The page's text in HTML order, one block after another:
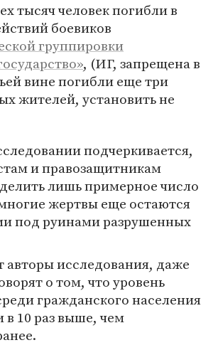
тысяч человек погибли в
боевиков
группировки
, (ИГ, запрещена в
вине погибли еще три
жителей, установить не
подчеркивается,
и правозащитникам
лишь примерное число
жертвы еще остаются
под руинами разрушенных
авторы исследования, даже
о том, что уровень
гражданского населения
в 10 раз выше, чем